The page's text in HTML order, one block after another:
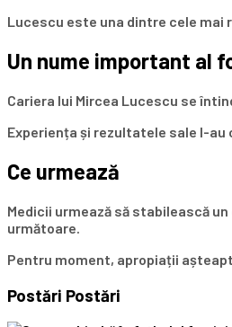
Lucescu este una dintre cele
Un nume important al
Cariera lui Mircea Lucescu se
Experiența și rezultatele sale l-
Ce urmează
Medicii urmează să stabilească
următoare.
Pentru moment, apropiații
Postări Postări